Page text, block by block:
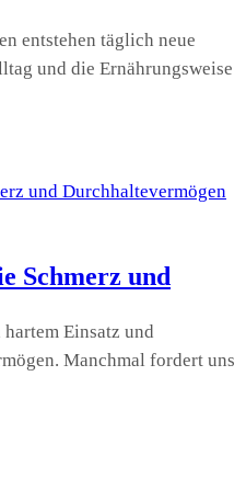
entstehen täglich neue
und die Ernährungsweise
Schmerz und
Einsatz und
Manchmal fordert uns